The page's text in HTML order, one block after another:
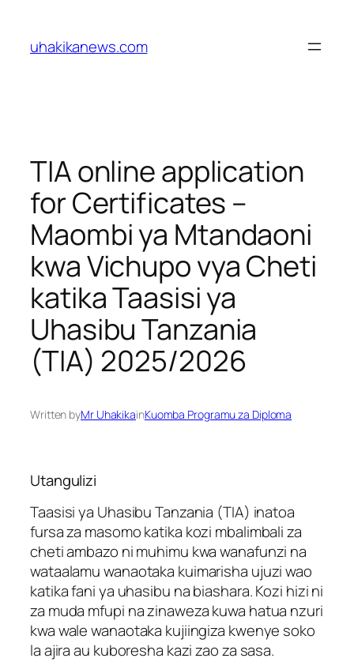
content
uhakikanews.com
TIA online application
for Certificates –
Maombi ya Mtandaoni
kwa Vichupo vya Cheti
katika Taasisi ya
Uhasibu Tanzania
(TIA) 2025/2026
Written byMr UhakikainKuomba Programu za Diploma
Utangulizi
Taasisi ya Uhasibu Tanzania (TIA) inatoa
fursa za masomo katika kozi mbalimbali za
cheti ambazo ni muhimu kwa wanafunzi na
wataalamu wanaotaka kuimarisha ujuzi wao
katika fani ya uhasibu na biashara. Kozi hizi ni
za muda mfupi na zinaweza kuwa hatua nzuri
kwa wale wanaotaka kujiingiza kwenye soko
la ajira au kuboresha kazi zao za sasa.